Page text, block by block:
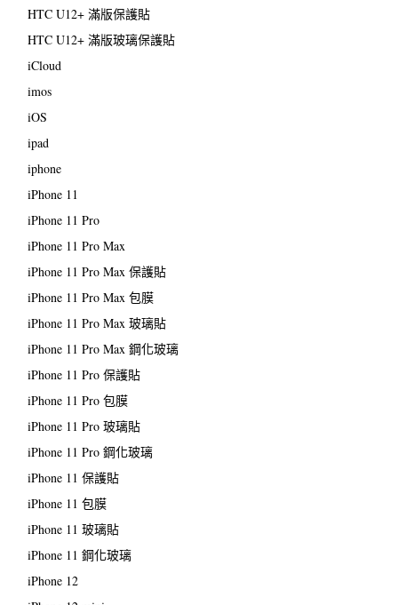
HTC U12+ 滿版保護貼
HTC U12+ 滿版玻璃保護貼
iCloud
imos
iOS
ipad
iphone
iPhone 11
iPhone 11 Pro
iPhone 11 Pro Max
iPhone 11 Pro Max 保護貼
iPhone 11 Pro Max 包膜
iPhone 11 Pro Max 玻璃貼
iPhone 11 Pro Max 鋼化玻璃
iPhone 11 Pro 保護貼
iPhone 11 Pro 包膜
iPhone 11 Pro 玻璃貼
iPhone 11 Pro 鋼化玻璃
iPhone 11 保護貼
iPhone 11 包膜
iPhone 11 玻璃貼
iPhone 11 鋼化玻璃
iPhone 12